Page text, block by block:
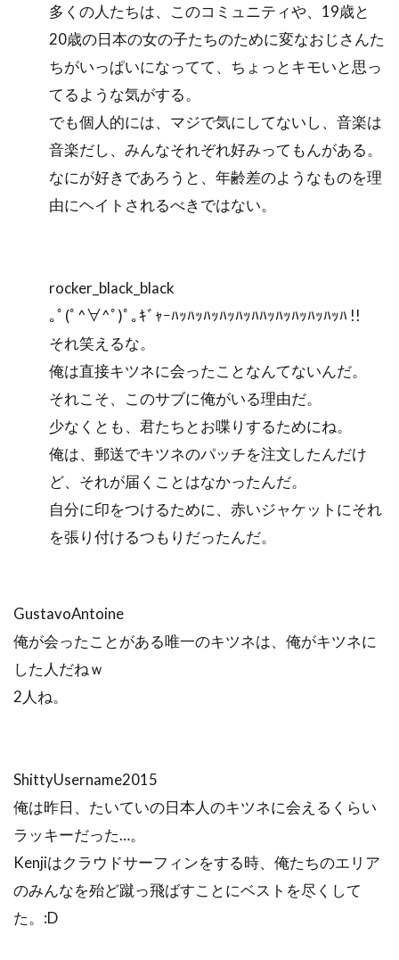
多くの人たちは、このコミュニティや、19歳と
20歳の日本の女の子たちのために変なおじさんた
ちがいっぱいになってて、ちょっとキモいと思っ
てるような気がする。
でも個人的には、マジで気にしてないし、音楽は
音楽だし、みんなそれぞれ好みってもんがある。
なにが好きであろうと、年齢差のようなものを理
由にヘイトされるべきではない。
rocker_black_black
｡ﾟ(ﾟ^∀^ﾟ)ﾟ｡ｷﾞｬｰﾊｯﾊｯﾊｯﾊｯﾊｯﾊﾊｯﾊｯﾊｯﾊｯﾊｯﾊ !!
それ笑えるな。
俺は直接キツネに会ったことなんてないんだ。
それこそ、このサブに俺がいる理由だ。
少なくとも、君たちとお喋りするためにね。
俺は、郵送でキツネのパッチを注文したんだけ
ど、それが届くことはなかったんだ。
自分に印をつけるために、赤いジャケットにそれ
を張り付けるつもりだったんだ。
GustavoAntoine
俺が会ったことがある唯一のキツネは、俺がキツネに
した人だねｗ
2人ね。
ShittyUsername2015
俺は昨日、たいていの日本人のキツネに会えるくらい
ラッキーだった…。
Kenjiはクラウドサーフィンをする時、俺たちのエリア
のみんなを殆ど蹴っ飛ばすことにベストを尽くして
た。:D